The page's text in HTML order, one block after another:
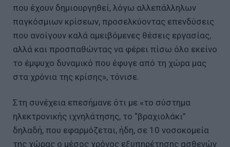
που έχουν δημιουργηθεί, λόγω αλλεπάλληλων
παγκόσμιων κρίσεων, προσελκύοντας επενδύσεις
που ανοίγουν καλά αμειβόμενες θέσεις εργασίας,
αλλά και προσπαθώντας να φέρει πίσω όλο εκείνο
το έμψυχο δυναμικό που έφυγε από τη χώρα μας
στα χρόνια της κρίσης», τόνισε.
Στη συνέχεια επεσήμανε ότι με «το σύστημα
ηλεκτρονικής ιχνηλάτησης, το “βραχιολάκι”
δηλαδή, που εφαρμόζεται, ήδη, σε 10 νοσοκομεία
της χώρας ο μέσος χρόνος εξυπηρέτησης ασθενών